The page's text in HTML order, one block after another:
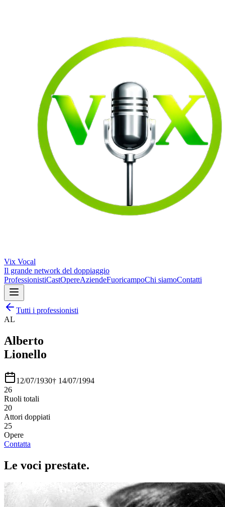
Vix Vocal
Il grande network del doppiaggio
ProfessionistiCastOpereAziendeFuoricampoChi siamoContatti
Tutti i professionisti
AL
Alberto
Lionello
12/07/1930† 14/07/1994
26
Ruoli totali
20
Attori doppiati
25
Opere
Contatta
Le voci prestate.